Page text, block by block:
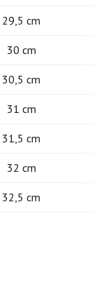
29,5 cm
30 cm
30,5 cm
31 cm
31,5 cm
32 cm
32,5 cm